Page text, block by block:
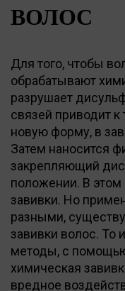
ВОЛОС
Для того, чтобы
обрабатывают
разрушает
связей приводит
новую форму, в
Затем наносится
закрепляющий
положении. В
завивки. Но
разными,
завивки волос. То
методы, с
химическая
вредное